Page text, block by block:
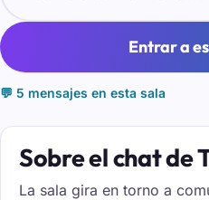
Entrar a
💬 5 mensajes en esta sala
Sobre el chat de
La sala gira en torno a